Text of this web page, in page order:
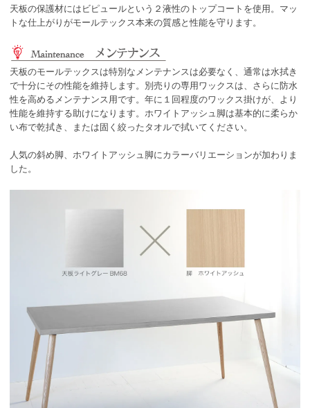
天板の保護材にはビピュールという２液性のトップコートを使用。マッ
トな仕上がりがモールテックス本来の質感と性能を守ります。
天板のモールテックスは特別なメンテナンスは必要なく、通常は水拭き
で十分にその性能を維持します。別売りの専用ワックスは、さらに防水
性を高めるメンテナンス用です。年に１回程度のワックス掛けが、より
性能を維持する助けになります。ホワイトアッシュ脚は基本的に柔らか
い布で乾拭き、または固く絞ったタオルで拭いてください。
人気の斜め脚、ホワイトアッシュ脚にカラーバリエーションが加わりま
した。